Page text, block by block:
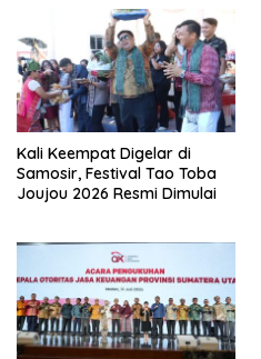
Kali Keempat Digelar di
Samosir, Festival Tao Toba
Joujou 2026 Resmi Dimulai